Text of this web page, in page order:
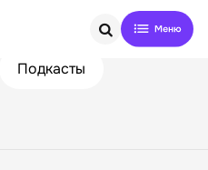
Search
Подкасты